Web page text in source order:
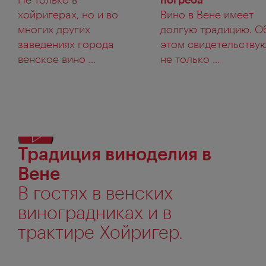
хойригерах, но и во
многих других
заведениях города
венское вино ...
Вино в Вене имеет
долгую традицию.
этом
не только ...
Традиция виноделия в
Вене
В гостях в венских
виноградниках и в
трактире Хойригер.